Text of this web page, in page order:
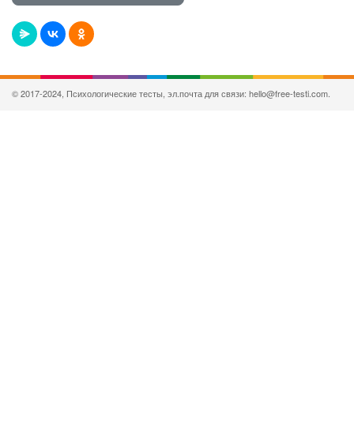
© 2017-2024, Психологические тесты, эл.почта для связи: hello@free-testi.com.